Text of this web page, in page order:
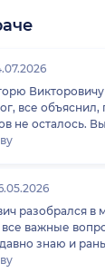
все объяснил,
не осталось.
разобрался в
важные
знаю и